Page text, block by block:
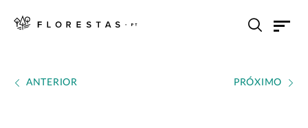
ANTERIOR PRÓXIMO